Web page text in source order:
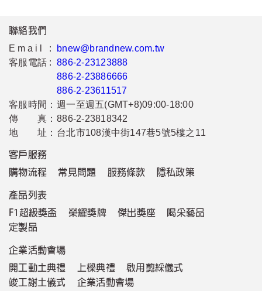
聯絡我們
Email :
bnew@brandnew.com.tw
客服電話 : 886-2-23123888
886-2-23886666
886-2-23611517
客服時間： 週一至週五(GMT+8)09:00-18:00
傳 真： 886-2-23818342
地 址： 台北市108漢中街147巷5號5樓之11
客戶服務
購物流程
常見問題 服務條款 隱私政策
產品列表
F1超級獎盃
榮耀獎牌 傑出獎座
喝采藝品
定製品
企業活動會場
開工動土典禮
上樑典禮
啟用剪綵儀式
竣工謝土儀式
企業活動會場